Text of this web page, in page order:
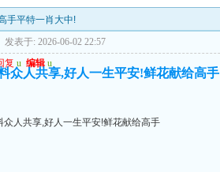
手平特一肖大中!
发表于: 2026-06-02 22:57
复 u 编辑 u
众人共享,好人一生平安!鲜花献给高手
众人共享,好人一生平安!鲜花献给高手